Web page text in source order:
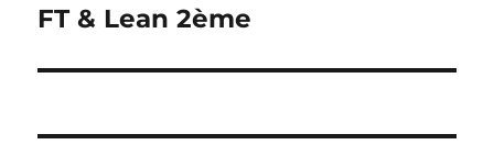
Publication
FT & Lean 2ème